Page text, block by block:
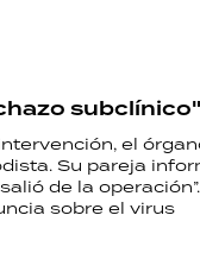
subclínico"
el
Su pareja
de la operación”.
sobre el virus